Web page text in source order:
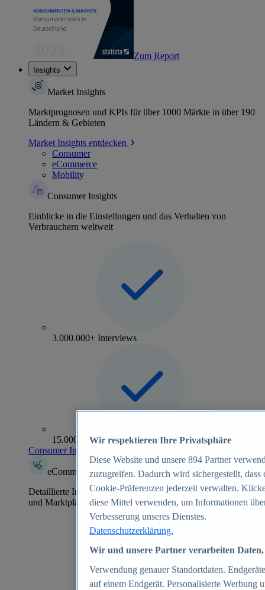
Zum Report
Insights
Market Insights
Marktprognosen und KPIs für über 1000 Märkte in über 190
Ländern & Gebieten
Market Insights entdecken
Consumer
eCommerce
Mobility
Consumer Insights
Einblicke in die Einstellungen und das Verhalten von
Verbrauchern weltweit
3.000.000+ Interviews
15.000+ Marken
Consumer Insights entdecken
eCommerce Insights
Detaillierte Informationen zu mehr als 39.000 Online-Shops
und Marktplätzen
Wir respektieren Ihre Privatsphäre
Diese Website und unsere 894 Partner
zuzugreifen. Dadurch wird sichergestellt,
Cookie-Präferenzen jederzeit verwalten.
diese Mittel verwenden, um Informationen
Verbesserung unseres Dienstes.
Datenschutzerklärung.
Wir und unsere Partner verarbeiten
Verwendung genauer Standortdaten.
auf einem Endgerät. Personalisierte Werbung